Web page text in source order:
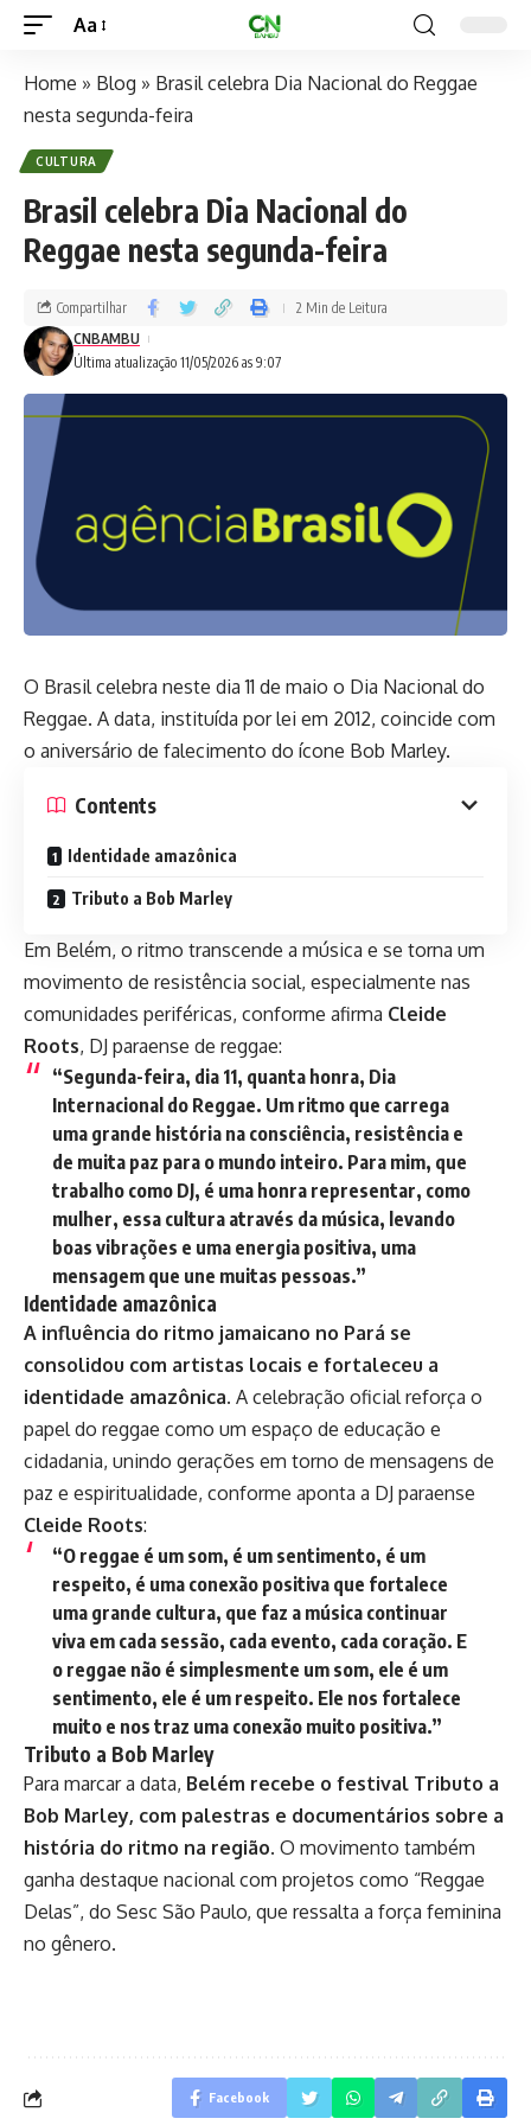
Aa
Home » Blog » Brasil celebra Dia Nacional do Reggae
nesta segunda-feira
CULTURA
Brasil celebra Dia Nacional do
Reggae nesta segunda-feira
Última atualização 11/05/2026 as 9:07
CNBAMBU
Compartilhar 2 Min de Leitura
O Brasil celebra neste dia 11 de maio o Dia Nacional do
Reggae. A data, instituída por lei em 2012, coincide com
o aniversário de falecimento do ícone Bob Marley.
Contents
Identidade amazônica
Tributo a Bob Marley
Em Belém, o ritmo transcende a música e se torna um
movimento de resistência social, especialmente nas
comunidades periféricas, conforme afirma Cleide
Roots, DJ paraense de reggae:
“Segunda-feira, dia 11, quanta honra, Dia
Internacional do Reggae. Um ritmo que carrega
uma grande história na consciência, resistência e
de muita paz para o mundo inteiro. Para mim, que
trabalho como DJ, é uma honra representar, como
mulher, essa cultura através da música, levando
boas vibrações e uma energia positiva, uma
mensagem que une muitas pessoas.”
Identidade amazônica
A influência do ritmo jamaicano no Pará se
consolidou com artistas locais e fortaleceu a
identidade amazônica. A celebração oficial reforça o
papel do reggae como um espaço de educação e
cidadania, unindo gerações em torno de mensagens de
paz e espiritualidade, conforme aponta a DJ paraense
Cleide Roots:
“O reggae é um som, é um sentimento, é um
respeito, é uma conexão positiva que fortalece
uma grande cultura, que faz a música continuar
viva em cada sessão, cada evento, cada coração. E
o reggae não é simplesmente um som, ele é um
sentimento, ele é um respeito. Ele nos fortalece
muito e nos traz uma conexão muito positiva.”
Tributo a Bob Marley
Para marcar a data, Belém recebe o festival Tributo a
Bob Marley, com palestras e documentários sobre a
história do ritmo na região. O movimento também
ganha destaque nacional com projetos como “Reggae
Delas”, do Sesc São Paulo, que ressalta a força feminina
no gênero.
Facebook